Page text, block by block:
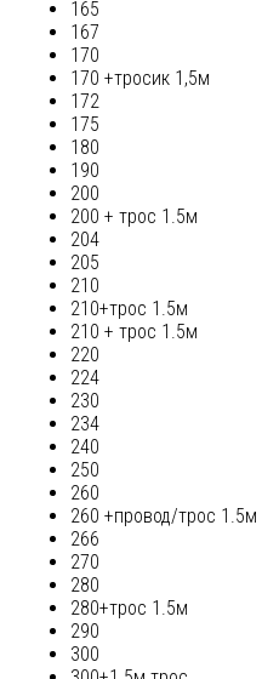
165
167
170
170 +тросик 1,5м
172
175
180
190
200
200 + трос 1.5м
204
205
210
210+трос 1.5м
210 + трос 1.5м
220
224
230
234
240
250
260
260 +провод/трос 1.5м
266
270
280
280+трос 1.5м
290
300